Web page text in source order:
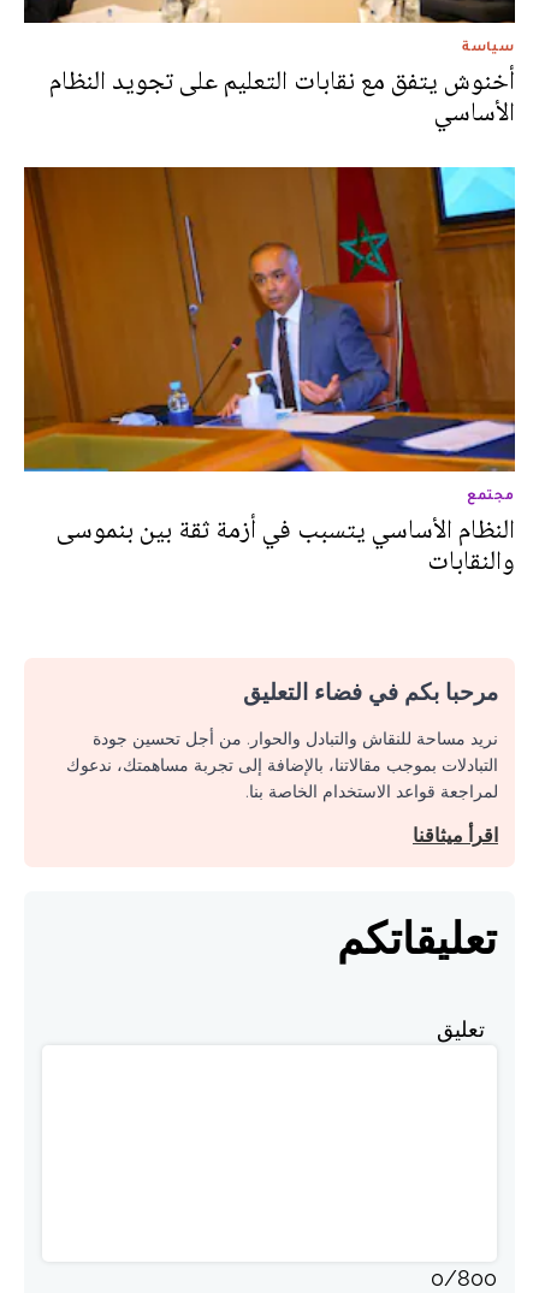
سياسة
أخنوش يتفق مع نقابات التعليم على تجويد النظام
الأساسي
مجتمع
النظام الأساسي يتسبب في أزمة ثقة بين بنموسى
والنقابات
مرحبا بكم في فضاء التعليق
نريد مساحة للنقاش والتبادل والحوار. من أجل تحسين جودة
التبادلات بموجب مقالاتنا، بالإضافة إلى تجربة مساهمتك، ندعوك
لمراجعة قواعد الاستخدام الخاصة بنا.
اقرأ ميثاقنا
تعليقاتكم
تعليق
0/800